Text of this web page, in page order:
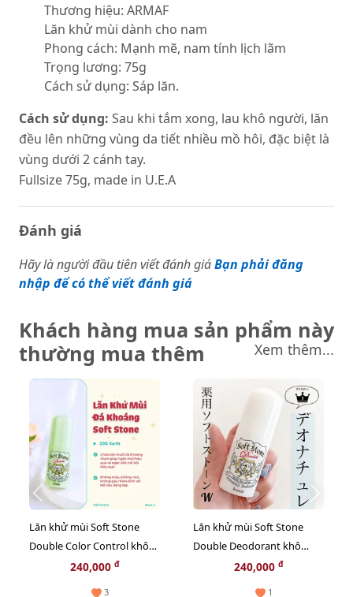
Thương hiệu: ARMAF
Lăn khử mùi dành cho nam
Phong cách: Mạnh mẽ, nam tính lịch lãm
Trọng lương: 75g
Cách sử dụng: Sáp lăn.
Cách sử dụng: Sau khi tắm xong, lau khô người, lăn
đều lên những vùng da tiết nhiều mồ hôi, đặc biệt là
vùng dưới 2 cánh tay.
Fullsize 75g, made in U.E.A
Đánh giá
Hãy là người đầu tiên viết đánh giáBạn phải đăng
nhập để có thể viết đánh giá
Khách hàng mua sản phẩm này
thường mua thêm
Xem thêm...
Lăn khử mùi Soft Stone
Double Color Control khô
thoáng, khử mùi, giảm
240,000 đ
3
Lăn khử mùi Soft Stone
Double Deodorant khô
thoáng, khử mùi hiệu quả,
240,000 đ
1